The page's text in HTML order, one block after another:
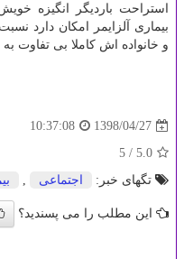
استراحت باردیگر انگیزه
بیماری آلزایمر امكان دارد
و خانواده اش كاملا بی تفاوت به
1398/04/27
10:37:08
5.0
/ 5
تگهای خبر:
اجتماعی ,
این مطلب را می پسندید؟